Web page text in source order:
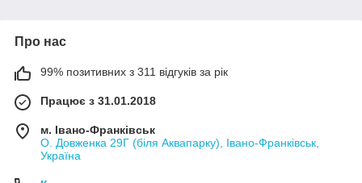
Про нас
99% позитивних з 311 відгуків за рік
Працює з 31.01.2018
м. Івано-Франківськ
О. Довженка 29Г (біля Аквапарку), Івано-Франківськ,
Україна